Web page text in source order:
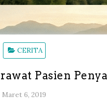
CERITA
Pasien
Maret 6, 2019